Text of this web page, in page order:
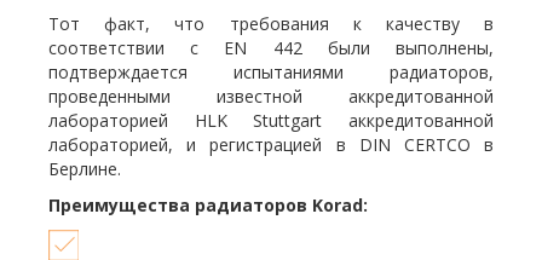
Тот факт, что требования к качеству в
соответствии с EN 442 были выполнены,
подтверждается испытаниями радиаторов,
проведенными известной аккредитованной
лабораторией HLK Stuttgart аккредитованной
лабораторией, и регистрацией в DIN CERTCO в
Берлине.
Преимущества радиаторов Korad: